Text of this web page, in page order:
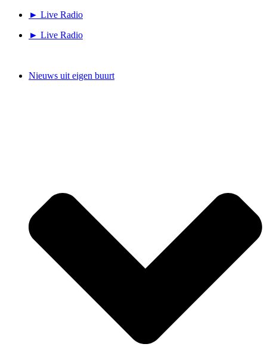
► Live Radio
► Live Radio
Nieuws uit eigen buurt